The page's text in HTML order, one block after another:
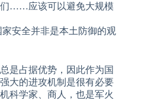
们……应该可以避免大规模
安全并非是本土防御的观
是占据优势，因此作为国
大的进攻机制是很有必要
科学家、商人，也是军火